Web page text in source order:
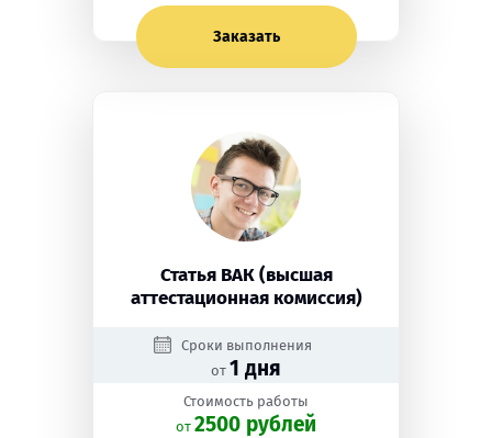
Заказать
Статья ВАК (высшая
аттестационная комиссия)
Сроки выполнения
от 1 дня
Стоимость работы
oт 2500 рублей